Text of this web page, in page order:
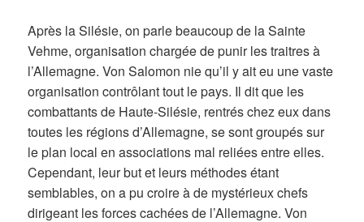
Après la Silésie, on parle beaucoup de la Sainte
Vehme, organisation chargée de punir les traitres à
l’Allemagne. Von Salomon nie qu’il y ait eu une vaste
organisation contrôlant tout le pays. Il dit que les
combattants de Haute-Silésie, rentrés chez eux dans
toutes les régions d’Allemagne, se sont groupés sur
le plan local en associations mal reliées entre elles.
Cependant, leur but et leurs méthodes étant
semblables, on a pu croire à de mystérieux chefs
dirigeant les forces cachées de l’Allemagne. Von